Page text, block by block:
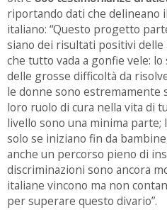
riportando dati che delineano
italiano: “Questo progetto
siano dei risultati positivi
che tutto vada a gonfie vele:
delle grosse difficoltà da
le donne sono estremamente
loro ruolo di cura nella vita di
livello sono una minima parte;
solo se iniziano fin da
anche un percorso pieno di
discriminazioni sono ancora
italiane vincono ma non
per superare questo divario”.